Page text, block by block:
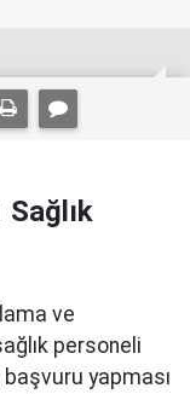
ve
personeli
başvuru yapması